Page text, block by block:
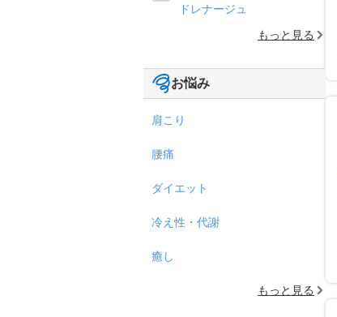
ドレナージュ
もっと見る
お悩み
肩こり
腰痛
ダイエット
冷え性・代謝
癒し
もっと見る